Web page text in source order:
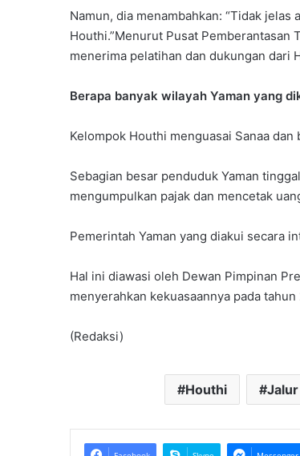
Namun, dia menambahkan: “Tidak
Houthi.”Menurut Pusat
menerima pelatihan dan dukungan dari
Berapa banyak wilayah Yaman yang
Kelompok Houthi menguasai Sanaa
Sebagian besar penduduk Yaman
mengumpulkan pajak dan mencetak
Pemerintah Yaman yang diakui secara
Hal ini diawasi oleh Dewan Pimpinan
menyerahkan kekuasaannya pada tahun
(Redaksi)
Houthi Jalur